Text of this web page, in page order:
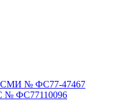
СМИ № ФС77-47467
№ ФС77110096